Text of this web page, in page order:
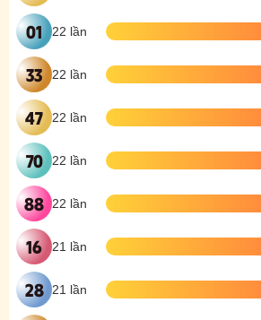
01 22 lần
33 22 lần
47 22 lần
70 22 lần
88 22 lần
16 21 lần
28 21 lần